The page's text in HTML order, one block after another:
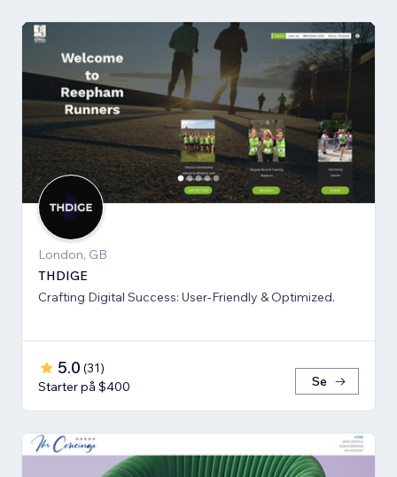
London, GB
THDIGE
Crafting Digital Success: User-Friendly & Optimized.
5.0 (31)
Starter på $400
Se